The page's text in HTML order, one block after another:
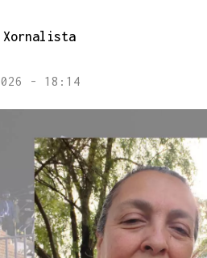
- 18:14